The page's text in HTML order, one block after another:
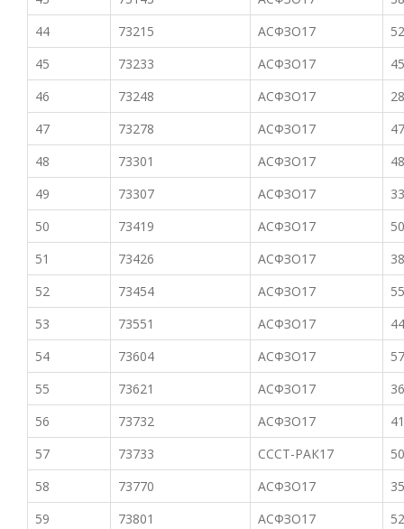
44
73215 АСФЗО17
45
73233 АСФЗО17
46
73248 АСФЗО17
47
73278 АСФЗО17
48
73301 АСФЗО17
49
73307 АСФЗО17
50
73419 АСФЗО17
51
73426 АСФЗО17
52
73454 АСФЗО17
53
73551 АСФЗО17
54
73604 АСФЗО17
55
73621 АСФЗО17
56
73732 АСФЗО17
57
73733 СССТ-РАК17
58
73770 АСФЗО17
59
73801 АСФЗО17